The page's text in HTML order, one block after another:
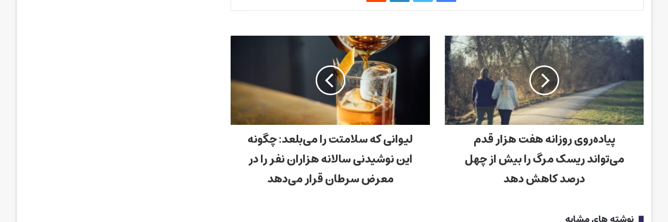
پیاده‌روی روزانه هفت هزار قدم
می‌تواند ریسک مرگ را بیش از چهل
درصد کاهش دهد
لیوانی که سلامتت را می‌بلعد: چگونه
این نوشیدنی سالانه هزاران نفر را در
معرض سرطان قرار می‌دهد